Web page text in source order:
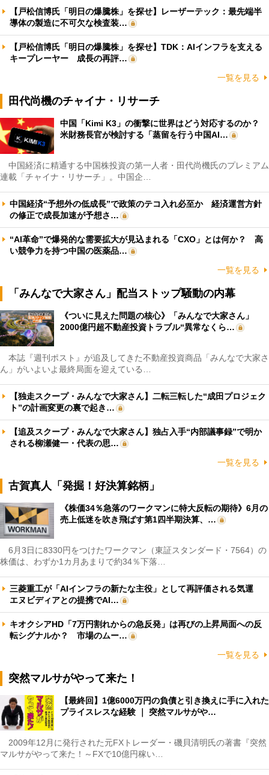
【戸松信博氏「明日の爆騰株」を探せ】レーザーテック：最先端半
導体の製造に不可欠な検査装…
【戸松信博氏「明日の爆騰株」を探せ】TDK：AIインフラを支える
キープレーヤー 成長の再評…
一覧を見る
田代尚機のチャイナ・リサーチ
中国「Kimi K3」の衝撃に世界はどう対応するのか？
米財務長官が検討する「蒸留を行う中国AI…
中国経済に精通する中国株投資の第一人者・田代尚機氏のプレミアム
連載「チャイナ・リサーチ」。中国企…
中国経済“予想外の低成長”で政策のテコ入れ必至か 経済運営方針
の修正で成長加速が予想さ…
“AI革命”で爆発的な需要拡大が見込まれる「CXO」とは何か？ 高
い競争力を持つ中国の医薬品…
一覧を見る
「みんなで大家さん」配当ストップ騒動の内幕
《ついに見えた問題の核心》「みんなで大家さん」
2000億円超不動産投資トラブル“異常なくら…
本誌『週刊ポスト』が追及してきた不動産投資商品「みんなで大家さ
ん」がいよいよ最終局面を迎えている…
【独走スクープ・みんなで大家さん】二転三転した“成田プロジェク
ト”の計画変更の裏で起き…
【追及スクープ・みんなで大家さん】独占入手“内部議事録”で明か
される柳瀬健一・代表の思…
一覧を見る
古賀真人「発掘！好決算銘柄」
《株価34％急落のワークマンに特大反転の期待》6月の
売上低迷を吹き飛ばす第1四半期決算、…
6月3日に8330円をつけたワークマン（東証スタンダード・7564）の
株価は、わずか1カ月あまりで約34％下落…
三菱重工が「AIインフラの新たな主役」として再評価される気運
エヌビディアとの提携でAI…
キオクシアHD「7万円割れからの急反発」は再びの上昇局面への反
転シグナルか？ 市場のムー…
一覧を見る
突然マルサがやって来た！
【最終回】1億6000万円の負債と引き換えに手に入れた
プライスレスな経験 ｜ 突然マルサがや…
2009年12月に発行された元FXトレーダー・磯貝清明氏の著書『突然
マルサがやって来た！～FXで10億円稼い…